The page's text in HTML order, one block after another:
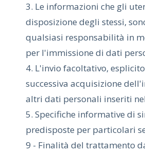
3. Le informazioni che gli
disposizione degli stessi,
qualsiasi responsabilità in
per l'immissione di dati
4. L'invio facoltativo,
successiva acquisizione
altri dati personali inseriti
5. Specifiche informative di
predisposte per particolari
9 - Finalità del trattamento